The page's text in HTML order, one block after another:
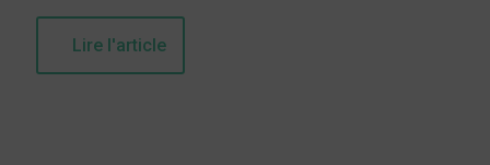
Lire l'article